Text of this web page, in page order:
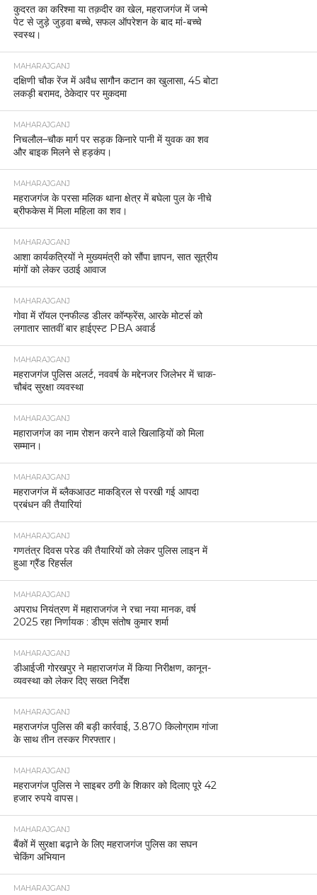
कुदरत का करिश्मा या तक़दीर का खेल, महराजगंज में जन्मे
पेट से जुड़े जुड़वा बच्चे, सफल ऑपरेशन के बाद मां-बच्चे
स्वस्थ।
MAHARAJGANJ
दक्षिणी चौक रेंज में अवैध सागौन कटान का खुलासा, 45 बोटा
लकड़ी बरामद, ठेकेदार पर मुकदमा
MAHARAJGANJ
निचलौल–चौक मार्ग पर सड़क किनारे पानी में युवक का शव
और बाइक मिलने से हड़कंप।
MAHARAJGANJ
महराजगंज के परसा मलिक थाना क्षेत्र में बघेला पुल के नीचे
ब्रीफकेस में मिला महिला का शव।
MAHARAJGANJ
आशा कार्यकत्रियों ने मुख्यमंत्री को सौंपा ज्ञापन, सात सूत्रीय
मांगों को लेकर उठाई आवाज
MAHARAJGANJ
गोवा में रॉयल एनफील्ड डीलर कॉन्फ्रेंस, आरके मोटर्स को
लगातार सातवीं बार हाईएस्ट PBA अवार्ड
MAHARAJGANJ
महराजगंज पुलिस अलर्ट, नववर्ष के मद्देनजर जिलेभर में चाक-
चौबंद सुरक्षा व्यवस्था
MAHARAJGANJ
महाराजगंज का नाम रोशन करने वाले खिलाड़ियों को मिला
सम्मान।
MAHARAJGANJ
महराजगंज में ब्लैकआउट माकड्रिल से परखी गई आपदा
प्रबंधन की तैयारियां
MAHARAJGANJ
गणतंत्र दिवस परेड की तैयारियों को लेकर पुलिस लाइन में
हुआ ग्रैंड रिहर्सल
MAHARAJGANJ
अपराध नियंत्रण में महाराजगंज ने रचा नया मानक, वर्ष
2025 रहा निर्णायक : डीएम संतोष कुमार शर्मा
MAHARAJGANJ
डीआईजी गोरखपुर ने महाराजगंज में किया निरीक्षण, कानून-
व्यवस्था को लेकर दिए सख्त निर्देश
MAHARAJGANJ
महराजगंज पुलिस की बड़ी कार्रवाई, 3.870 किलोग्राम गांजा
के साथ तीन तस्कर गिरफ्तार।
MAHARAJGANJ
महराजगंज पुलिस ने साइबर ठगी के शिकार को दिलाए पूरे 42
हजार रुपये वापस।
MAHARAJGANJ
बैंकों में सुरक्षा बढ़ाने के लिए महराजगंज पुलिस का सघन
चेकिंग अभियान
MAHARAJGANJ